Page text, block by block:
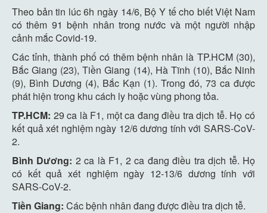
Theo bản tin lúc 6h ngày 14/6, Bộ Y tế cho biết Việt Nam
có thêm 91 bệnh nhân trong nước và một người nhập
cảnh mắc Covid-19.
Các tỉnh, thành phố có thêm bệnh nhân là TP.HCM (30),
Bắc Giang (23), Tiền Giang (14), Hà Tĩnh (10), Bắc Ninh
(9), Bình Dương (4), Bắc Kạn (1). Trong đó, 73 ca được
phát hiện trong khu cách ly hoặc vùng phong tỏa.
TP.HCM: 29 ca là F1, một ca đang điều tra dịch tễ. Họ có
kết quả xét nghiệm ngày 12/6 dương tính với SARS-CoV-
2.
Bình Dương: 2 ca là F1, 2 ca đang điều tra dịch tễ. Họ
có kết quả xét nghiệm ngày 12-13/6 dương tính với
SARS-CoV-2.
Tiền Giang: Các bệnh nhân đang được điều tra dịch tễ.